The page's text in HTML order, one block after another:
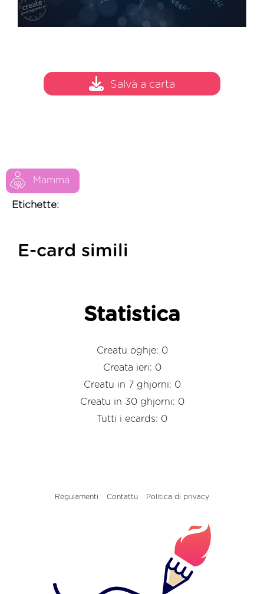
Mamma
Etichette:
Salvà a carta
E-card simili
Statistica
Creatu oghje: 0
Creata ieri: 0
Creatu in 7 ghjorni: 0
Creatu in 30 ghjorni: 0
Tutti i ecards: 0
Regulamenti Contattu Politica di privacy